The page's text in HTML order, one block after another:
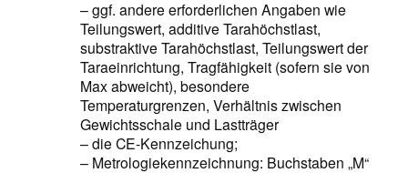
– ggf. andere erforderlichen Angaben wie
Teilungswert, additive Tarahöchstlast,
substraktive Tarahöchstlast, Teilungswert der
Taraeinrichtung, Tragfähigkeit (sofern sie von
Max abweicht), besondere
Temperaturgrenzen, Verhältnis zwischen
Gewichtsschale und Lastträger
– die CE-Kennzeichung;
– Metrologiekennzeichnung: Buchstaben „M“